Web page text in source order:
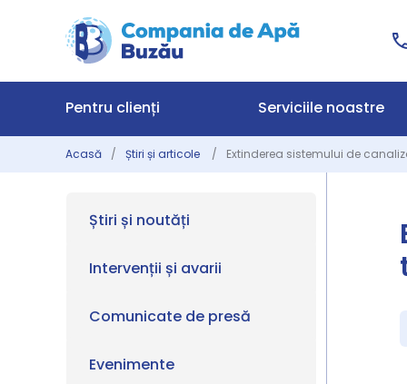
Pentru clienți Serviciile noastre
Acasă Știri și articole Extinderea sistemului de
Știri și noutăți
Intervenții și avarii
Comunicate de presă
Evenimente